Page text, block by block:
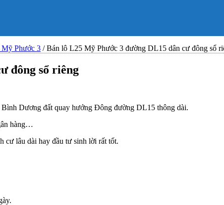
Phước 3 /Bán lô L25 Mỹ Phước 3 đường DL15 dân cư đông sổ
đông sổ riêng
Dương đất quay hướng Đông đường DL15 thông dài.
hàng…
cư lâu dài hay đầu tư sinh lời rất tốt.